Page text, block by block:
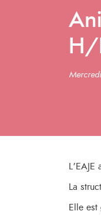
H/
La
Elle est